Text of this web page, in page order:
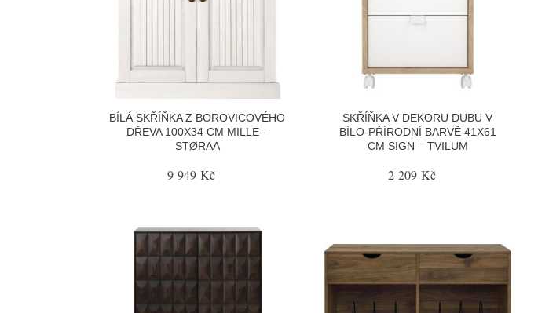
BÍLÁ SKŘÍŇKA Z BOROVICOVÉHO
DŘEVA 100X34 CM MILLE –
STØRAA
9 949 Kč
SKŘÍŇKA V DEKORU DUBU V
BÍLO-PŘÍRODNÍ BARVĚ 41X61
CM SIGN – TVILUM
2 209 Kč